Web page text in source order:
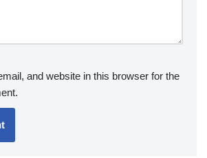
and website in this browser for the